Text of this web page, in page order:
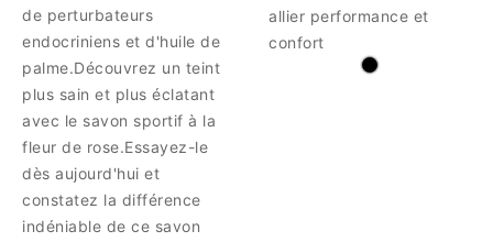
de perturbateurs
endocriniens et d'huile de
palme.Découvrez un teint
plus sain et plus éclatant
avec le savon sportif à la
fleur de rose.Essayez-le
dès aujourd'hui et
constatez la différence
indéniable de ce savon
allier performance et
confort